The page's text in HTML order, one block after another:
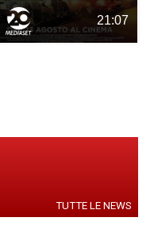
21:07
TUTTE LE NEWS